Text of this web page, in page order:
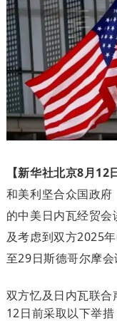
【新华社北京8月12
和美利坚合众国政府
的中美日内瓦经贸会
及考虑到双方2025
至29日斯德哥尔摩会
双方忆及日内瓦联
12日前采取以下举措